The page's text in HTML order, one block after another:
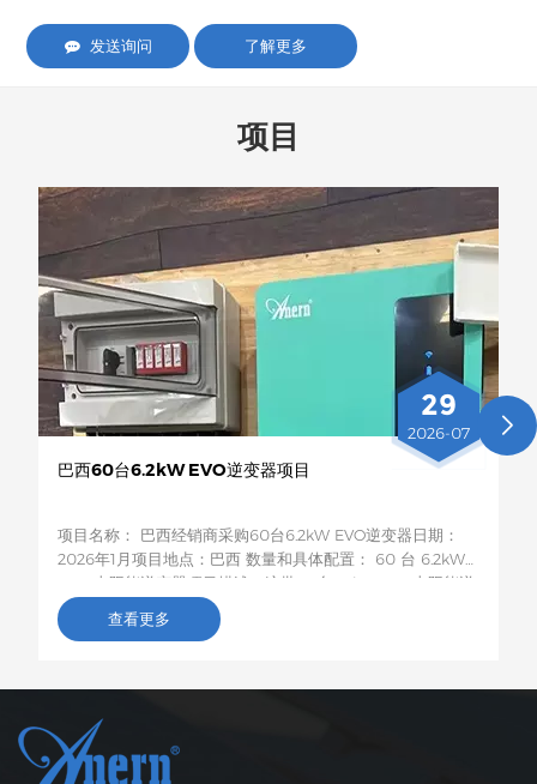
发送询问 了解更多
项目
29
2026-07
巴西60台6.2kW EVO逆变器项目
项目名称： 巴西经销商采购60台6.2kW EVO逆变器日期：
2026年1月项目地点：巴西 数量和具体配置： 60 台 6.2kW
EVO 太阳能逆变器项目描述：这批60台6.2kW EVO太阳能逆
变器将运往巴西，用于农村居民和小型企业的光伏储能项目。
这款6.2kW混合型逆变器支持双路交流输出，具备智能低电压
查看更多